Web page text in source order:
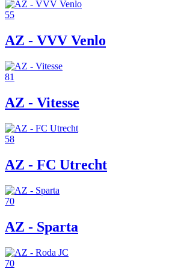
55
AZ - VVV Venlo
81
AZ - Vitesse
58
AZ - FC Utrecht
70
AZ - Sparta
70